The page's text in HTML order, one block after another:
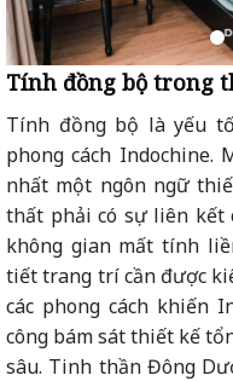
Tính đồng bộ trong
Tính đồng bộ là yếu
phong cách Indochine.
nhất một ngôn ngữ
thất phải có sự liên kết
không gian mất tính
tiết trang trí cần được
các phong cách khiến
công bám sát thiết kế
sâu. Tinh thần Đông